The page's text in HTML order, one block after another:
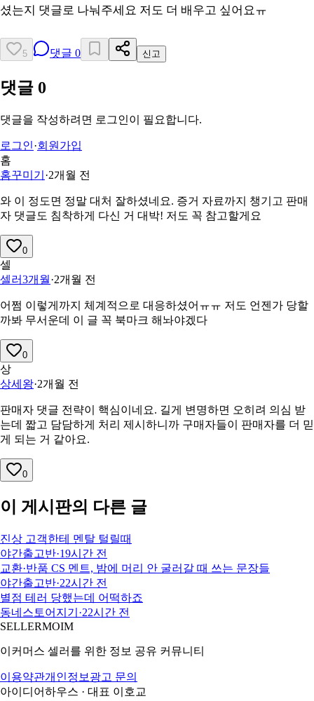
셨는지 댓글로 나눠주세요 저도 더 배우고 싶어요ㅠ
5 댓글 0 신고
댓글 0
댓글을 작성하려면 로그인이 필요합니다.
로그인·회원가입
홈
홈꾸미기 ·2개월 전
와 이 정도면 정말 대처 잘하셨네요. 증거 자료까지 챙기고 판매
자 댓글도 침착하게 다신 거 대박! 저도 꼭 참고할게요
0
셀
셀러3개월·2개월 전
어쩜 이렇게까지 체계적으로 대응하셨어ㅠㅠ 저도 언젠가 당할
까봐 무서운데 이 글 꼭 북마크 해놔야겠다
0
상
상세왕·2개월 전
판매자 댓글 전략이 핵심이네요. 길게 변명하면 오히려 의심 받
는데 짧고 담담하게 처리 제시하니까 구매자들이 판매자를 더 믿
게 되는 거 같아요.
0
이 게시판의 다른 글
진상 고객한테 멘탈 털릴때
야간출고반·19시간 전
교환·반품 CS 멘트, 밤에 머리 안 굴러갈 때 쓰는 문장들
야간출고반·22시간 전
별점 테러 당했는데 어떡하죠
동네스토어지기 ·22시간 전
SELLERMOIM
이커머스 셀러를 위한 정보 공유 커뮤니티
이용약관개인정보 광고 문의
아이디어하우스 · 대표 이호교